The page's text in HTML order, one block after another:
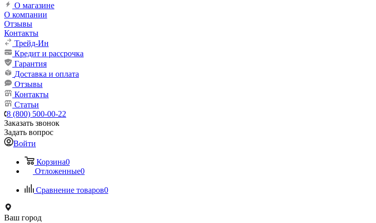
О магазине
О компании
Отзывы
Контакты
Трейд-Ин
Кредит и рассрочка
Гарантия
Доставка и оплата
Отзывы
Контакты
Статьи
8 (800) 500-00-22
Заказать звонок
Задать вопрос
Войти
Корзина0
Отложенные0
Сравнение товаров0
Ваш город